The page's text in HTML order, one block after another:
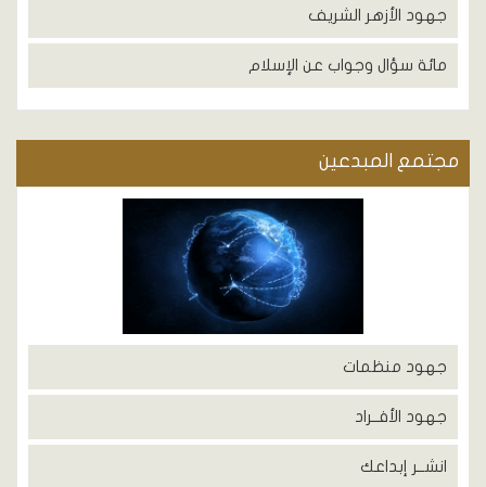
جهود الأزهر الشريف
مائة سؤال وجواب عن الإسلام
مجتمع المبدعين
جهود منظمات
جهود الأفــراد
انشــر إبداعك